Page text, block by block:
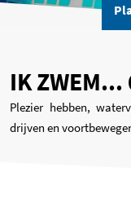
IK
Plezier hebben,
drijven en